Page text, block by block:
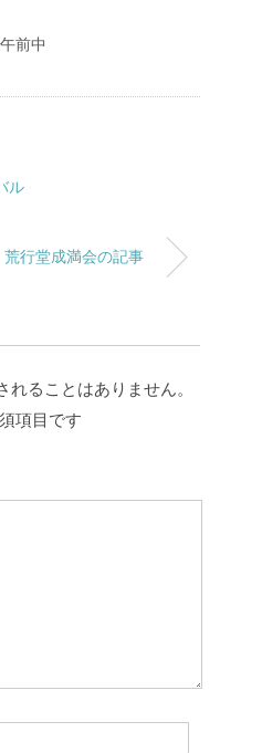
前中
ル
荒行堂成満会の記事
れることはありません。
項目です